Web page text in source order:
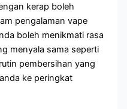
kerap boleh
pengalaman vape
boleh menikmati rasa
menyala sama seperti
pembersihan yang
ke peringkat